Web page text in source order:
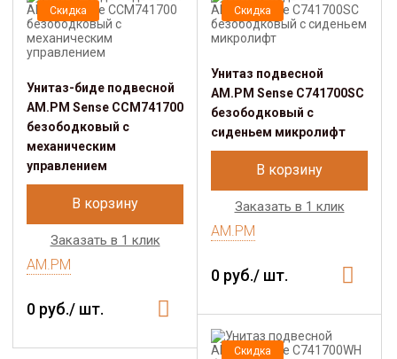
Скидка
Унитаз-биде подвесной
AM.PM Sense CCM741700
безободковый с
механическим
управлением
В корзину
Заказать в 1 клик
AM.PM
0 руб./ шт.
Скидка
Унитаз подвесной
AM.PM Sense C741700SC
безободковый с
сиденьем микролифт
В корзину
Заказать в 1 клик
AM.PM
0 руб./ шт.
Скидка